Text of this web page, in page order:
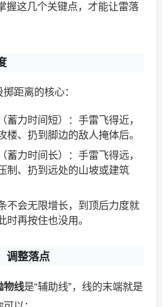
握这几个关键点，才能让雷落
距离的核心：
蓄力时间短）：手雷飞得近，
楼、扔到脚边的敌人掩体后。
蓄力时间长）：手雷飞得远，
制、扔到远处的山坡或建筑
不会无限增长，到顶后力度就
时再按住也没用。
调整落点
物线是“辅助线”，线的末端就是